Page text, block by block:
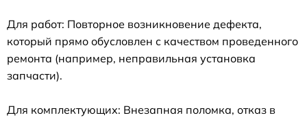
Для работ: Повторное возникновение дефекта,
который прямо обусловлен с качеством проведенного
ремонта (например, неправильная установка
запчасти).
Для комплектующих: Внезапная поломка, отказ в